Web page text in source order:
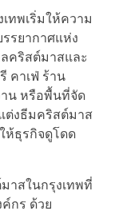
ทพเริ่มให้ความ
รยากาศแห่ง
คริสต์มาสและ
คาเฟ่ ร้าน
น หรือพื้นที่จัด
ต่งธีมคริสต์มาส
ห้ธุรกิจดูโดด
าสในกรุงเทพที่
กร ด้วย